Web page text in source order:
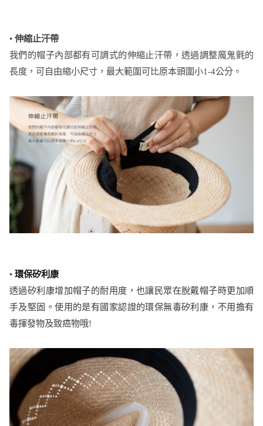
• 伸縮止汗帶
我們的帽子內部都有可調式的伸縮止汗帶，透過調整魔鬼氈的
長度，可自由縮小尺寸，最大範圍可比原本頭圍小1-4公分。
• 環保矽利康
透過矽利康增加帽子的耐用度，也讓民眾在脫戴帽子時更加順
手及堅固。使用的是有國家認證的環保無毒矽利康，不用擔有
毒揮發物及致癌物哦!